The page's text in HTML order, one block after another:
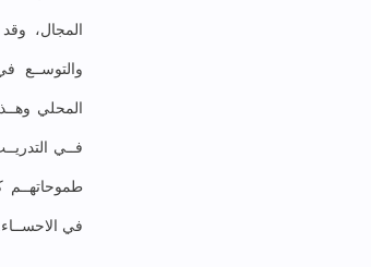
المجال،
والتوســع
المحلي
فــي
طموحاتهــم
في الاحســاء.